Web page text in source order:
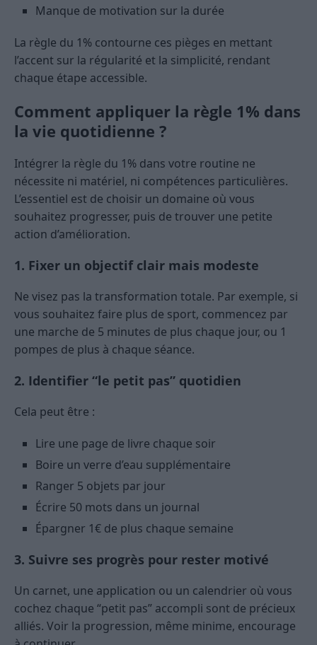
Manque de motivation sur la durée
La règle du 1% contourne ces pièges en mettant
l’accent sur la régularité et la simplicité, rendant
chaque étape accessible.
Comment appliquer la règle 1% dans
la vie quotidienne ?
Intégrer la règle du 1% dans votre routine ne
nécessite ni matériel, ni compétences particulières.
L’essentiel est de choisir un domaine où vous
souhaitez progresser, puis de trouver une petite
action d’amélioration.
1. Fixer un objectif clair mais modeste
Ne visez pas la transformation totale. Par exemple, si
vous souhaitez faire plus de sport, commencez par
une marche de 5 minutes de plus chaque jour, ou 1
pompes de plus à chaque séance.
2. Identifier “le petit pas” quotidien
Cela peut être :
Lire une page de livre chaque soir
Boire un verre d’eau supplémentaire
Ranger 5 objets par jour
Écrire 50 mots dans un journal
Épargner 1€ de plus chaque semaine
3. Suivre ses progrès pour rester motivé
Un carnet, une application ou un calendrier où vous
cochez chaque “petit pas” accompli sont de précieux
alliés. Voir la progression, même minime, encourage